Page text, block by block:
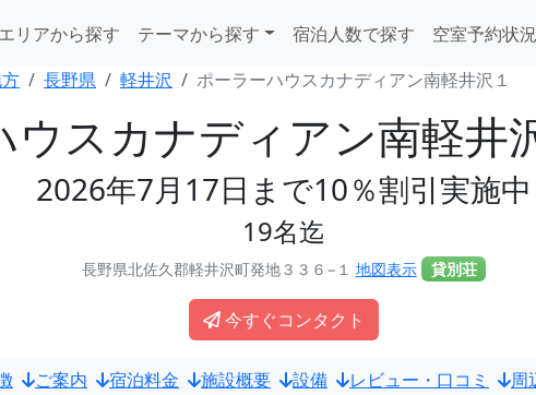
エリアから探す テーマから探す 宿泊人数で探す 空室予約状況
長野県 軽井沢 ポーラーハウスカナディアン南軽井沢１
ウスカナディアン南軽井
2026年7月17日まで10％割引実施中
19名迄
長野県北佐久郡軽井沢町発地３３６−１ 地図表示 貸別荘
今すぐコンタクト
ご案内 宿泊料金 施設概要 設備 レビュー・口コミ 周